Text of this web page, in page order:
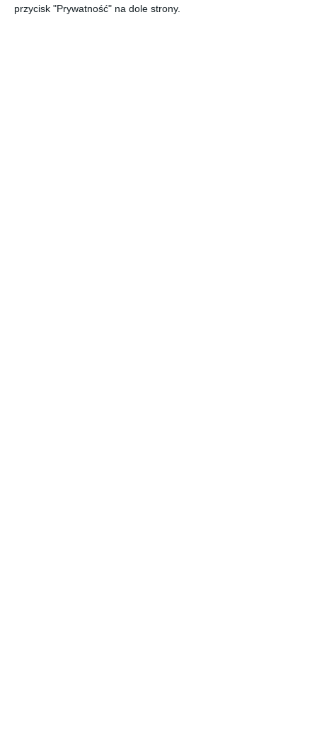
przycisk "Prywatność" na dole strony.